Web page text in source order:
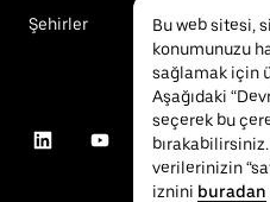
Şehirler
Bu web sitesi,
konumunuzu
sağlamak için
Aşağıdaki
seçerek bu
verilerinizin
iznini buradan